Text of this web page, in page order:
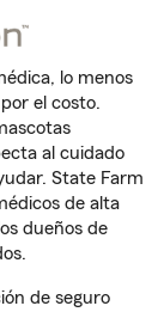
lo menos
el costo.
al cuidado
State Farm
de alta
dueños de
de seguro